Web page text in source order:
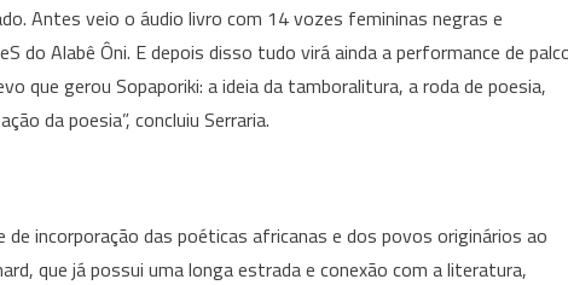
Antes veio o áudio livro com 14 vozes femininas negras e
do Alabê Ôni. E depois disso tudo virá ainda a performance de
que gerou Sopaporiki: a ideia da tamboralitura, a roda de poesia,
da poesia”, concluiu Serraria.
incorporação das poéticas africanas e dos povos originários ao
que já possui uma longa estrada e conexão com a literatura,